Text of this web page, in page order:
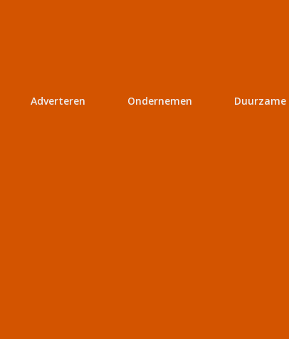
Adverteren Ondernemen Duurzame